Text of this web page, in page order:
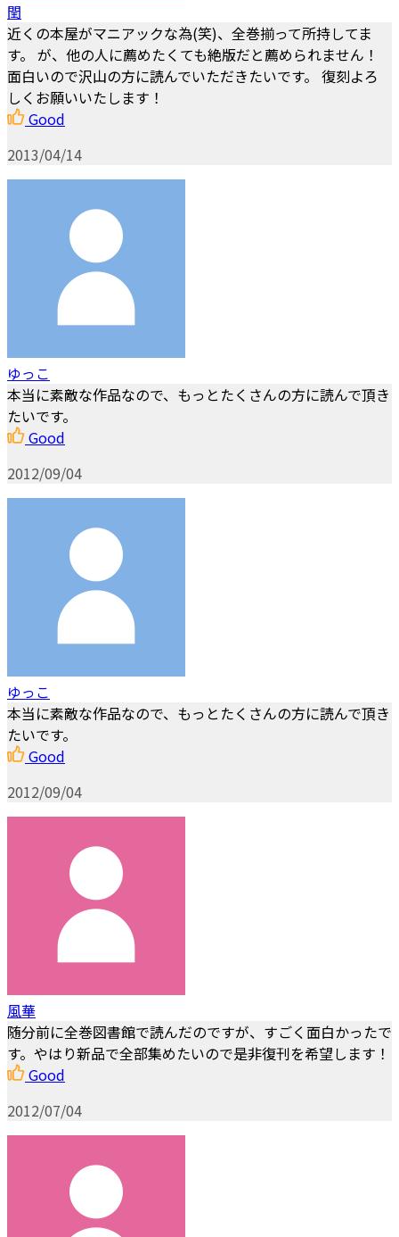
閏
近くの本屋がマニアックな為(笑)、全巻揃って所持してま
す。 が、他の人に薦めたくても絶版だと薦められません！
面白いので沢山の方に読んでいただきたいです。 復刻よろ
しくお願いいたします！
Good
2013/04/14
ゆっこ
本当に素敵な作品なので、もっとたくさんの方に読んで頂き
たいです。
Good
2012/09/04
ゆっこ
本当に素敵な作品なので、もっとたくさんの方に読んで頂き
たいです。
Good
2012/09/04
風華
随分前に全巻図書館で読んだのですが、すごく面白かったで
す。やはり新品で全部集めたいので是非復刊を希望します！
Good
2012/07/04